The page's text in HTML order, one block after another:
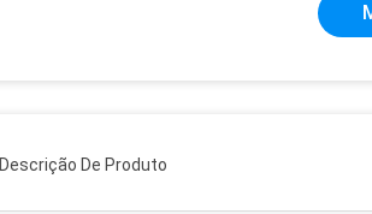
Descrição De Produto